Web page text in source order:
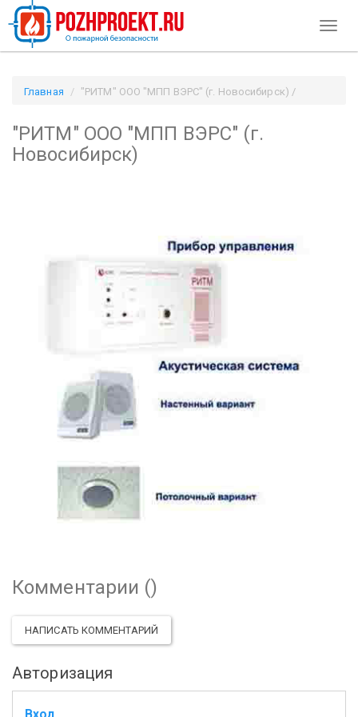
Главная
"РИТМ" ООО "МПП ВЭРС" (г. Новосибирск) /
"РИТМ" ООО "МПП ВЭРС" (г.
Новосибирск)
Комментарии ()
НАПИСАТЬ КОММЕНТАРИЙ
Авторизация